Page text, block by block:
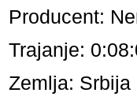
Producent:
Trajanje:
Zemlja: Srbija